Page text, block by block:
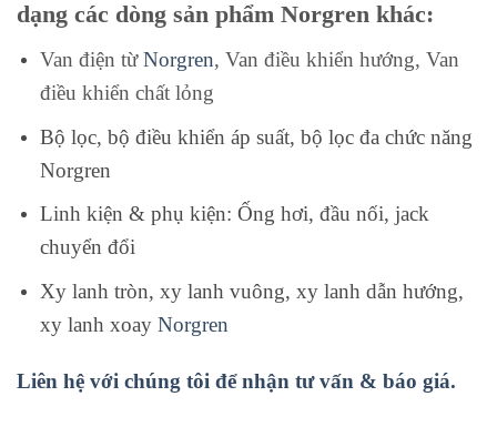
dạng các dòng sản phẩm Norgren khác:
Van điện từNorgren, Van điều khiển hướng, Van
điều khiển chất lỏng
Bộ lọc, bộ điều khiển áp suất, bộ lọc đa chức năng
Norgren
Linh kiện & phụ kiện: Ống hơi, đầu nối, jack
chuyển đổi
Xy lanh tròn, xy lanh vuông, xy lanh dẫn hướng,
xy lanh xoay Norgren
Liên hệ với chúng tôi để nhận tư vấn & báo giá.